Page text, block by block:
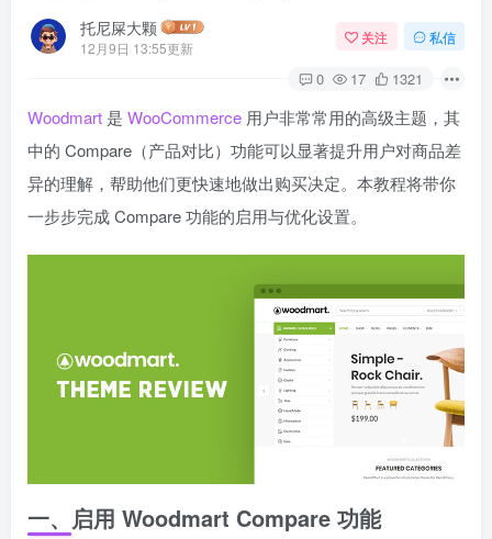
托尼屎大颗
12月9日 13:55更新
关注 私信
0 17 1321
Woodmart 是 WooCommerce 用户非常常用的高级主题，其
中的 Compare（产品对比）功能可以显著提升用户对商品差
异的理解，帮助他们更快速地做出购买决定。本教程将带你
一步步完成 Compare 功能的启用与优化设置。
一、启用 Woodmart Compare 功能